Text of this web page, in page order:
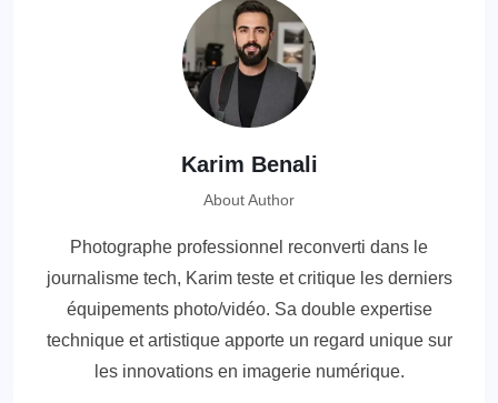
Karim Benali
About Author
Photographe professionnel reconverti dans le
journalisme tech, Karim teste et critique les derniers
équipements photo/vidéo. Sa double expertise
technique et artistique apporte un regard unique sur
les innovations en imagerie numérique.